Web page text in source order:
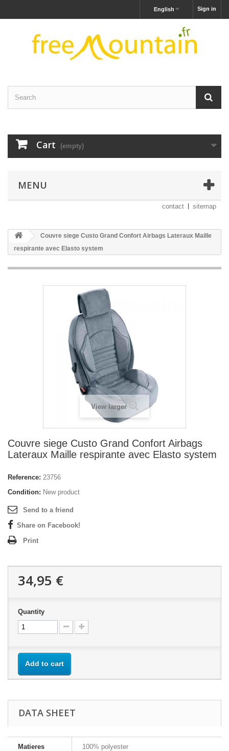
Sign in
English
Cart (empty)
MENU
contact sitemap
Couvre siege Custo Grand Confort Airbags Lateraux Maille
respirante avec Elasto system
View larger
Couvre siege Custo Grand Confort Airbags
Lateraux Maille respirante avec Elasto system
Reference: 23756
Condition: New product
Send to a friend
Share on Facebook!
Print
34,95 €
Quantity
Add to cart
DATA SHEET
Matieres 100% polyester